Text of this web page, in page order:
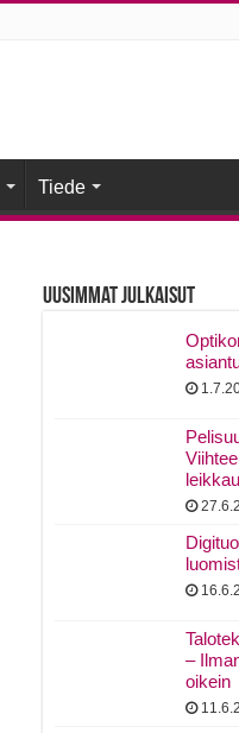
Tiede
Uusimmat Julkaisut
–
oikein